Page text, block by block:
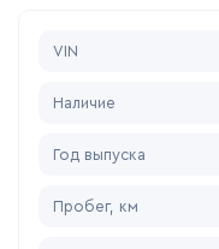
VIN
Наличие
Год выпуска
Пробег, км